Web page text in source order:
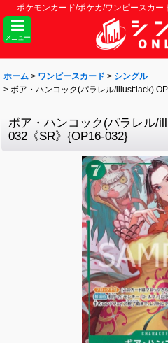
ポケモンカード/ポケカ/ワンピースカ
メニュー
ホーム > ワンピースカード > シングル
> ボア・ハンコック(パラレル/illust:lack)
ボア・ハンコック(パラレル/
032《SR》{OP16-032}